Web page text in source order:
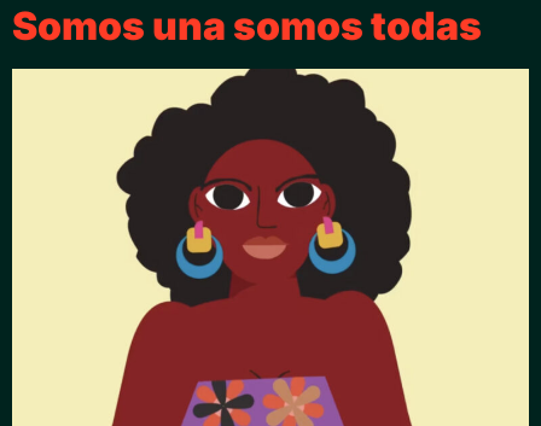
Somos una somos todas